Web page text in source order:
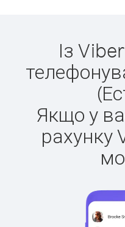
Із
Якщо у
рахунку